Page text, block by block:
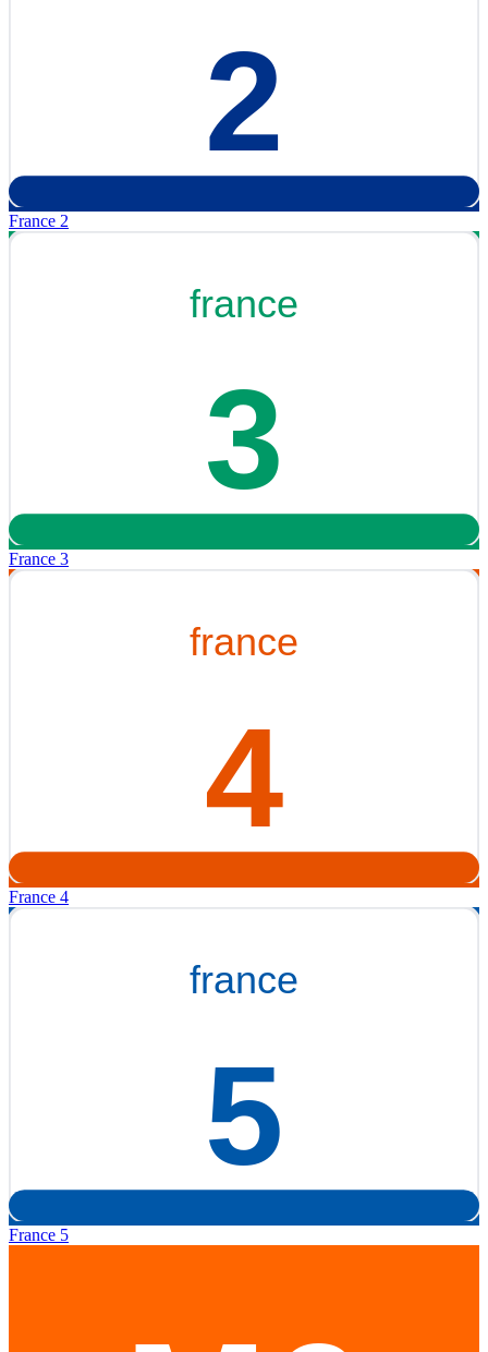
France 2
France 3
France 4
France 5